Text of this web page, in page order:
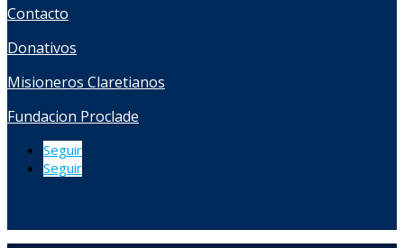
Contacto
Donativos
Misioneros Claretianos
Fundacion Proclade
Seguir
Seguir